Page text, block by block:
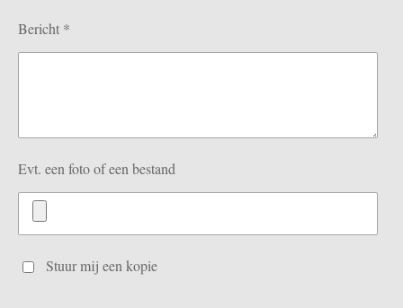
Bericht *
Evt. een foto of een bestand
Stuur mij een kopie